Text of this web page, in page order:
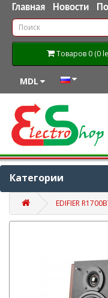
Главная Новости
Товаров 0 (0
MDL
Категории
EDIFIER